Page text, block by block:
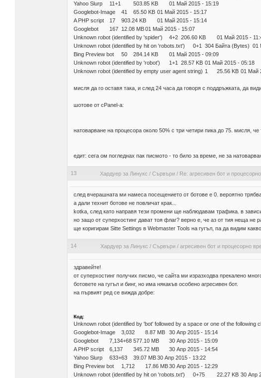
Yahoo Slurp
11+1 503.85 KB
01 Май 2015 - 15:19
Googlebot-Image
41 65.50 KB 01 Май 2015 - 15:17
A PHP script
17 903.24 KB
01 Май 2015 - 15:14
Googlebot
167 12.08 MB01 Май 2015 - 15:07
Unknown robot (identified by 'spider')
4+2 206.60 KB
01 Май 2015 -
Unknown robot (identified by hit on 'robots.txt')
0+1 304 Байта (Bytes) 01
Bing Preview bot
50 284.14 KB
01 Май 2015 - 09:09
Unknown robot (identified by 'robot')
1+1 28.57 KB 01 Май 2015 - 05:18
Unknown robot (identified by empty user agent string) 1 25.56 KB 01 Май
мисля да го оставя така, и след 24 часа да говоря с поддръжката, да
шотове от cPanel-a:
натоварване на процесора около 50% с три четири пика до 75. мисля, че
едит: сега ом погледнах пак писмото - то било за време, не за
13 Хардуер за Линукс / Сървъри / Re: агресивен бот и
след вчерашната ми намеса посещението от ботове е 0. вероятно
а дали технит ботове не повличат крак...
kotka, след като направя тези промени ще наблюдавам трафика. в
но защо от суперхостинг дават тоя флаг? верно е, че аз от тия неща не
ще коригирам Sitte Settings в Webmaster Tools на гугъл, па да видим
14 Хардуер за Линукс / Сървъри / агресивен бот и процесорно
здравейте!
от суперхостинг получих писмо, че сайта ми изразходва прекалено
ботовете на гугъл и бинг, но има някакъв особено агресивен бот.
на първият ред се вижда добре:
Код:
Unknown robot (identified by 'bot' followed by a space or one of the following
Googlebot-Image
3,032 8.87 MB
30 Апр 2015 - 15:14
Googlebot
7,134+68 577.10 MB
30 Апр 2015 - 15:09
A PHP script
6,137 345.72 MB
30 Апр 2015 - 14:54
Yahoo Slurp
633+63 39.07 MB30 Апр 2015 - 13:22
Bing Preview bot
1,712 17.86 MB30 Апр 2015 - 12:29
Unknown robot (identified by hit on 'robots.txt')
0+75 22.27 KB 30 Апр